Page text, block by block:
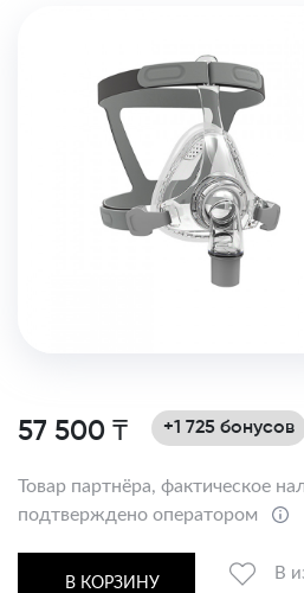
57 500 ₸ +1 725 бонусов
Товар партнёра, фактическое
подтверждено оператором
В КОРЗИНУ
В